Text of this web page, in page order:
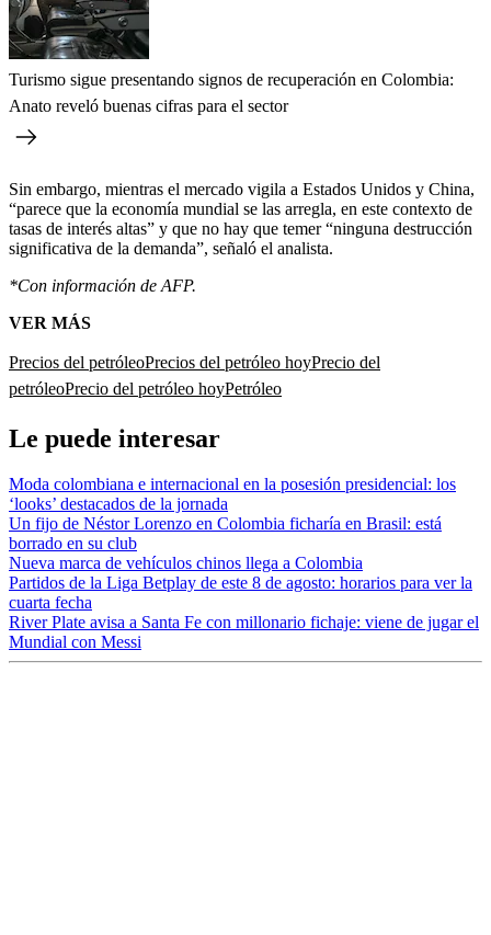
Turismo sigue presentando signos de recuperación en Colombia:
Anato reveló buenas cifras para el sector
Sin embargo, mientras el mercado vigila a Estados Unidos y China,
“parece que la economía mundial se las arregla, en este contexto de
tasas de interés altas” y que no hay que temer “ninguna destrucción
significativa de la demanda”, señaló el analista.
*Con información de AFP.
VER MÁS
Precios del petróleoPrecios del petróleo hoyPrecio del
petróleoPrecio del petróleo hoyPetróleo
Le puede interesar
Moda colombiana e internacional en la posesión presidencial: los
‘looks’ destacados de la jornada
Un fijo de Néstor Lorenzo en Colombia ficharía en Brasil: está
borrado en su club
Nueva marca de vehículos chinos llega a Colombia
Partidos de la Liga Betplay de este 8 de agosto: horarios para ver la
cuarta fecha
River Plate avisa a Santa Fe con millonario fichaje: viene de jugar el
Mundial con Messi